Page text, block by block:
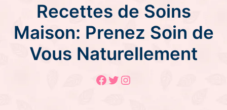
Recettes de Soins
Maison: Prenez Soin de
Vous Naturellement
Facebook
Twitter
Instagram